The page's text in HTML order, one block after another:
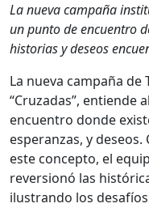
La nueva campaña
un punto de encuentro
historias y deseos
La nueva campaña de
“Cruzadas”, entiende
encuentro donde
esperanzas, y
este concepto, el
reversionó las
ilustrando los